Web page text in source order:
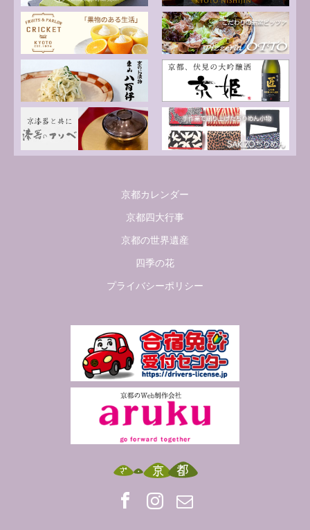
京都カレンダー
京都四大行事
京都の世界遺産
四季の花
プライバシーポリシー
Mail